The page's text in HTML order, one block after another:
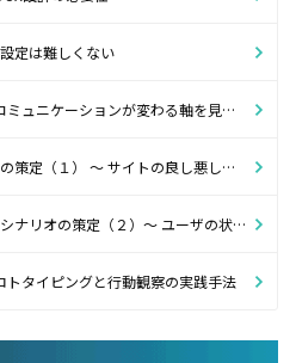
定は難しくない
3. ターゲットユーザー定義 ～ コミュニケーションが変わる軸を見出すこと
4. コミュニケーションシナリオの策定（１） ～ サイトの良し悪しはユーザの状況・文脈が決める
5. 第５回：コミュニケーションシナリオの策定（２）～ ユーザの状況を捉え、文脈に寄り添う
タイピングと行動観察の実践手法